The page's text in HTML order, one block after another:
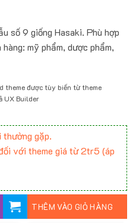
số 9 giống Hasaki. Phù hợp
mỹ phẩm, dược phẩm,
theme được tùy biến từ theme
UX Builder
thường gặp.
với theme giá từ 2tr5 (áp
THÊM VÀO GIỎ HÀNG